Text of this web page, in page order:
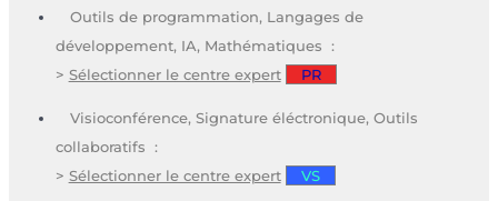
Outils de programmation, Langages de
développement, IA, Mathématiques :
> Sélectionner le centre expert PR
Visioconférence, Signature éléctronique, Outils
collaboratifs :
> Sélectionner le centre expert VS